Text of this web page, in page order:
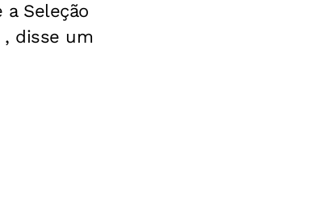
a Seleção
, disse um